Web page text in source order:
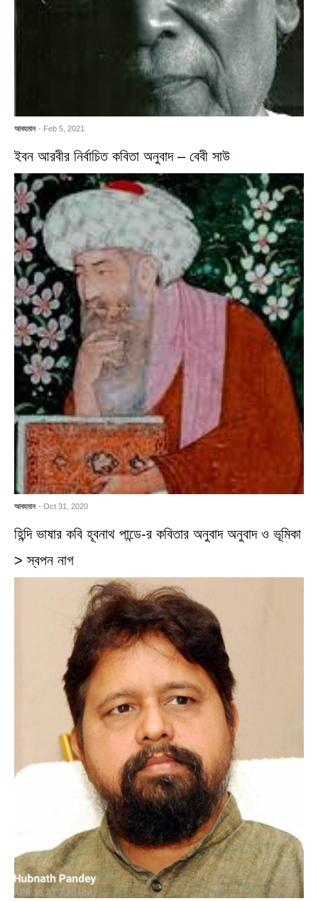
আবহমান - Feb 5, 2021
ইবন আরবীর নির্বাচিত কবিতা অনুবাদ – বেবী সাউ
আবহমান - Oct 31, 2020
হিন্দি ভাষার কবি হূবনাথ পান্ডে-র কবিতার অনুবাদ অনুবাদ ও ভূমিকা
> স্বপন নাগ